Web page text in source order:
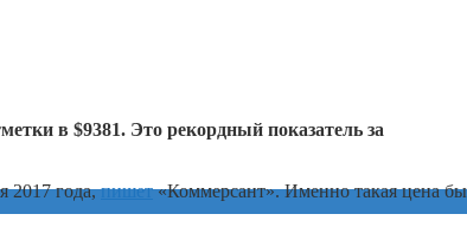
в $9381. Это рекордный показатель за
2017 года,пишет«Коммерсант». Именно такая цена